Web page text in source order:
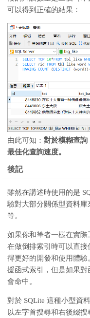
可以得到正確的結果：
由此可知： 對於模糊查詢
最佳化查詢速度。
後記
雖然在講述時使用的是
驗對大部分關係型資料庫
等。
如果你和筆者一樣在實際
在做倒排索引時可以直
得更好的開發和使用體驗
援函式索引，但是如果
會命中。
對於 SQLite 這種小型資
以左字首搜尋和右後綴搜